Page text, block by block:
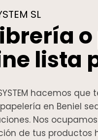
SL
lista
SYSTEM hacemos
en Beniel
Nos
de tus productos